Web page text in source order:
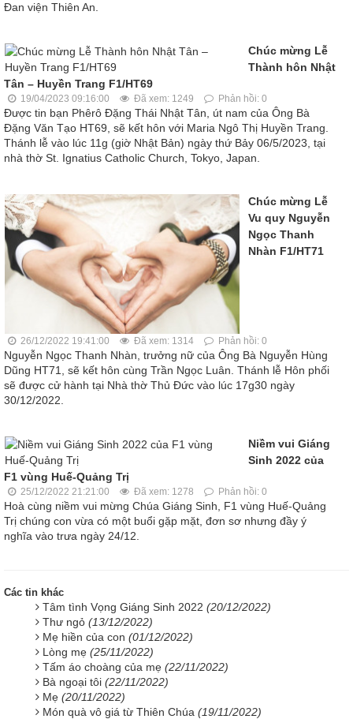
Đan viện Thiên An.
Chúc mừng Lễ
Thành hôn Nhật
Tân – Huyền Trang F1/HT69
19/04/2023 09:16:00 Đã xem: 1249 Phản hồi: 0
Được tin bạn Phêrô Đặng Thái Nhật Tân, út nam của Ông Bà
Đặng Văn Tạo HT69, sẽ kết hôn với Maria Ngô Thị Huyền Trang.
Thánh lễ vào lúc 11g (giờ Nhật Bản) ngày thứ Bảy 06/5/2023, tại
nhà thờ St. Ignatius Catholic Church, Tokyo, Japan.
Chúc mừng Lễ
Vu quy Nguyễn
Ngọc Thanh
Nhàn F1/HT71
26/12/2022 19:41:00 Đã xem: 1314 Phản hồi: 0
Nguyễn Ngọc Thanh Nhàn, trưởng nữ của Ông Bà Nguyễn Hùng
Dũng HT71, sẽ kết hôn cùng Trần Ngọc Luân. Thánh lễ Hôn phối
sẽ được cử hành tại Nhà thờ Thủ Đức vào lúc 17g30 ngày
30/12/2022.
Niềm vui Giáng
Sinh 2022 của
F1 vùng Huế-Quảng Trị
25/12/2022 21:21:00 Đã xem: 1278 Phản hồi: 0
Hoà cùng niềm vui mừng Chúa Giáng Sinh, F1 vùng Huế-Quảng
Trị chúng con vừa có một buổi gặp mặt, đơn sơ nhưng đầy ý
nghĩa vào trưa ngày 24/12.
Các tin khác
Tâm tình Vọng Giáng Sinh 2022 (20/12/2022)
Thư ngỏ (13/12/2022)
Mẹ hiền của con (01/12/2022)
Lòng mẹ (25/11/2022)
Tấm áo choàng của mẹ (22/11/2022)
Bà ngoại tôi (22/11/2022)
Mẹ (20/11/2022)
Món quà vô giá từ Thiên Chúa (19/11/2022)